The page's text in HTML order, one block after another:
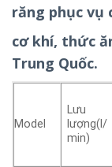
răng phục vụ
cơ khí, thức
Trung Quốc.
Model
Lưu
lượng(l/
min)